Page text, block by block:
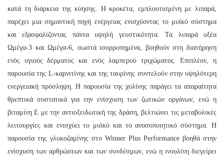
κατά τη διάρκεια της κύησης. Η κροκέτα, εμπλουτισμένη με λιπαρά,
παρέχει μια σημαντική πηγή ενέργειας ενισχύοντας το μυϊκό σύστημα
και εξασφαλίζοντας πάντα υψηλή γευστικότητα. Τα λιπαρά οξέα
Ωμέγα-3 και Ωμέγα-6, σωστά ισορροπημένα, βοηθούν στη διατήρηση
ενός υγιούς δέρματος και ενός λαμπερού τριχώματος. Επιπλέον, η
παρουσία της L-καρνιτίνης και της ταυρίνης συντελούν στην υψηλότερη
ενεργειακή πρόσληψη. Η παρουσία της χολίνης παράγει τα απαραίτητα
θρεπτικά συστατικά για την ενίσχυση των ζωτικών οργάνων, ενώ η
βιταμίνη Ε με την αντιοξειδωτική της δράση, βελτιώνει τις μεταβολικές
λειτουργίες και ενισχύει το μυϊκό και το ανοσοποιητικό σύστημα. Η
παρουσία της γλυκοζαμίνης στο Winner Plus Performance βοηθά στην
ενίσχυση των αρθρώσεων και των συνδέσμων, ενώ η ινουλίνη διεγείρει